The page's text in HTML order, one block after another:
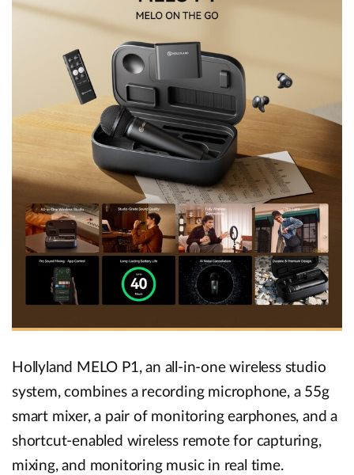
Hollyland MELO P1, an all-in-one wireless studio
system, combines a recording microphone, a 55g
smart mixer, a pair of monitoring earphones, and a
shortcut-enabled wireless remote for capturing,
mixing, and monitoring music in real time.